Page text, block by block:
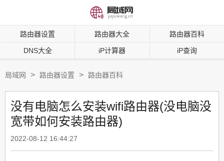
路由器设置 路由器大全 路由器百科
DNS大全 iP计算器 iP查询
局域网 > 路由器设置 > 路由器百科
没有电脑怎么安装wifi路由器(没电脑没
宽带如何安装路由器)
2022-08-12 16:44:27